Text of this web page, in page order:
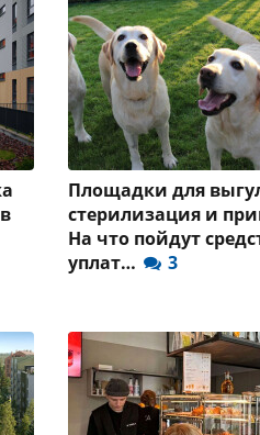
Площадки для
стерилизация и
На что пойдут
уплат…
3